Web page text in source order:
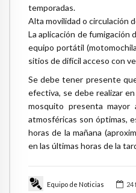
Equipo de Noticias 24
temporadas.
Alta movilidad o circulación
La aplicación de fumigación
equipo portátil
sitios de difícil acceso con
Se debe tener presente
efectiva, se debe realizar
mosquito presenta mayor
atmosféricas son óptimas,
horas de la mañana
en las últimas horas de la